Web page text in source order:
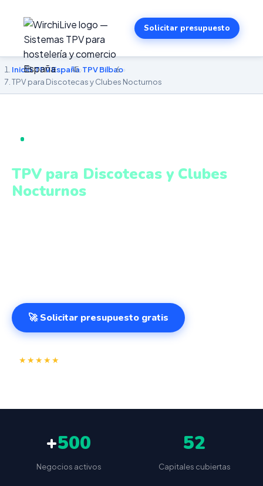
Solicitar presupuesto
Inicio›TPV España›TPV Bilbao›
TPV para Discotecas y Clubes Nocturnos
TPV para Discotecas y Clubes
Nocturnos
🚀 Solicitar presupuesto gratis
★★★★★
+500
Negocios activos
52
Capitales cubiertas